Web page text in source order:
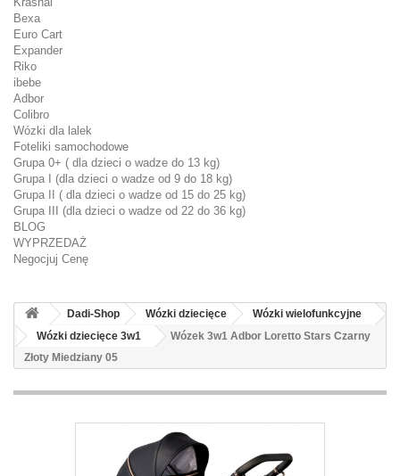
Bexa
Euro Cart
Expander
Riko
ibebe
Adbor
Colibro
Wózki dla lalek
Foteliki samochodowe
Grupa 0+ ( dla dzieci o wadze do 13 kg)
Grupa I (dla dzieci o wadze od 9 do 18 kg)
Grupa II ( dla dzieci o wadze od 15 do 25 kg)
Grupa III (dla dzieci o wadze od 22 do 36 kg)
BLOG
WYPRZEDAŻ
Negocjuj Cenę
Dadi-Shop Wózki dziecięce
Wózki wielofunkcyjne
Wózki dziecięce 3w1
Wózek 3w1 Adbor Loretto Stars Czarny
Złoty Miedziany 05